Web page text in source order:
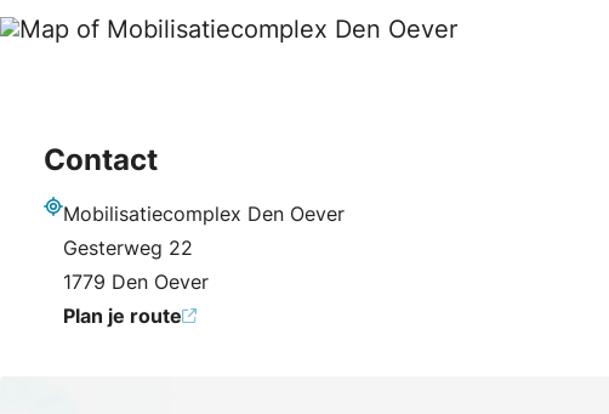
Contact
Mobilisatiecomplex Den Oever
Gesterweg 22
1779 Den Oever
Plan je route